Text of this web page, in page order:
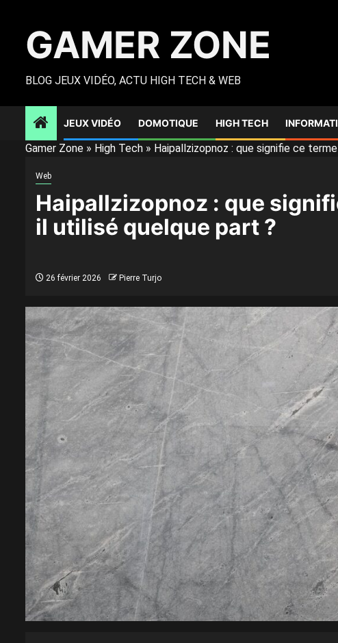
contentGAMER ZONE
BLOG JEUX VIDÉO, ACTU HIGH TECH & WEB
JEUX VIDÉO DOMOTIQUE HIGH TECH
Gamer Zone » High Tech » Haipallzizopnoz : que signifie ce
Web
Haipallzizopnoz : que
il utilisé quelque part ?
26 février 2026 Pierre Turjo